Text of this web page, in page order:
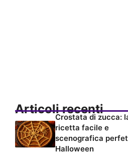
Articoli recenti
Crostata di zucca:
ricetta facile e
scenografica
Halloween